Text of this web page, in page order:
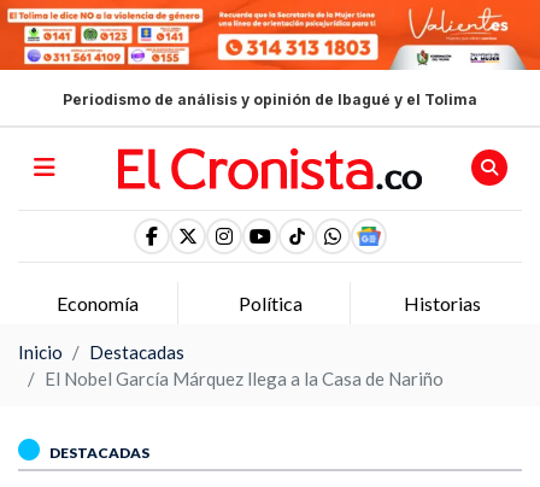
Periodismo de análisis y opinión de Ibagué y el Tolima
Economía Política Historias
Inicio
Destacadas
El Nobel García Márquez llega a la Casa de Nariño
DESTACADAS